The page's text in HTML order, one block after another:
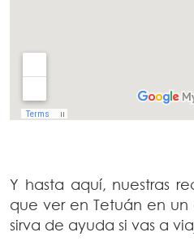
Y hasta aquí, nuestras
que ver en Tetuán en un
sirva de ayuda si vas a